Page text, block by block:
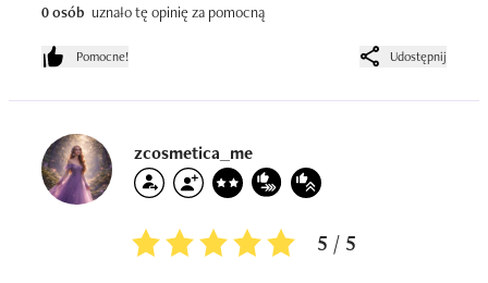
0 osób uznało tę opinię za pomocną
Pomocne! Udostępnij
zcosmetica_me
5 / 5